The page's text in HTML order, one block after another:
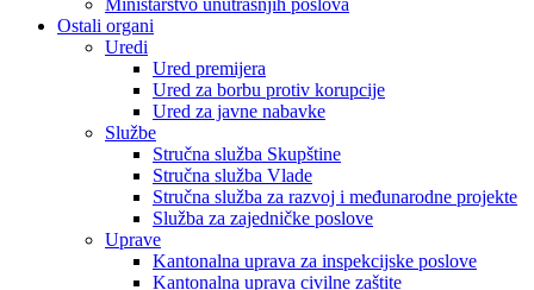
Ostali organi
Uredi
Ured premijera
Ured za borbu protiv korupcije
Ured za javne nabavke
Službe
Stručna služba Skupštine
Stručna služba Vlade
Stručna služba za razvoj i međunarodne projekte
Služba za zajedničke poslove
Uprave
Kantonalna uprava za inspekcijske poslove
Kantonalna uprava civilne zaštite